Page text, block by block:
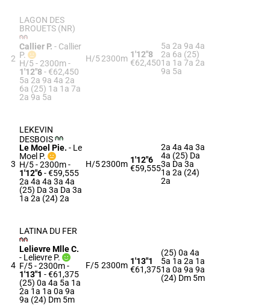
2
LAGON DES
BROUETS (NR)
Callier P. - Callier
P.
H/5 - 2300m-
1'12"8- €62,450
5a 2a 9a 4a 2a
6a (25) 1a 1a 7a
2a 9a 5a
H/5 2300m 1'12"8
€62,450
5a 2a 9a 4a
2a 6a (25)
1a 1a 7a 2a
9a 5a
3
LEKEVIN
DESBOIS
Le Moel Pie. - Le
Moel P.
H/5 - 2300m-
1'12"6- €59,555
2a 4a 4a 3a 4a
(25) Da 3a Da 3a
1a 2a (24) 2a
H/52300m 1'12"6
€59,555
2a 4a 4a 3a
4a (25) Da
3a Da 3a
1a 2a (24)
2a
4
LATINA DU FER
Lelievre Mlle C.
- Lelievre P.
F/5 - 2300m-
1'13"1 - €61,375
(25) 0a 4a 5a 1a
2a 1a 1a 0a 9a
9a (24) Dm 5m
F/5 2300m 1'13"1
€61,375
(25) 0a 4a
5a 1a 2a 1a
1a 0a 9a 9a
(24) Dm 5m